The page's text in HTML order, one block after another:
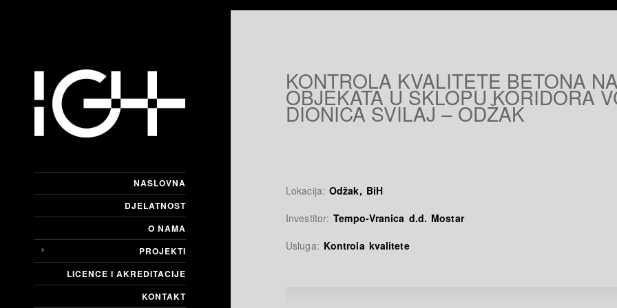
NASLOVNA
DJELATNOST
O NAMA
PROJEKTI
LICENCE I AKREDITACIJE
KONTAKT
KONTROLA KVALITETE BETONA
OBJEKATA U SKLOPU KORIDORA
DIONICA SVILAJ – ODŽAK
Lokacija: Odžak, BiH
Investitor:Tempo-Vranica d.d. Mostar
Usluga: Kontrola kvalitete